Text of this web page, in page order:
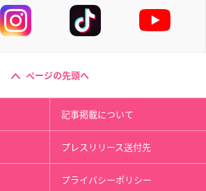
ページの先頭へ
記事掲載について
プレスリリース送付先
プライバシーポリシー